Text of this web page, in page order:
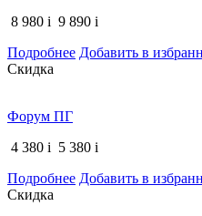
8 980 i 9 890 i
Подробнее Добавить в
Скидка
Форум ПГ
4 380 i 5 380 i
Подробнее Добавить в
Скидка